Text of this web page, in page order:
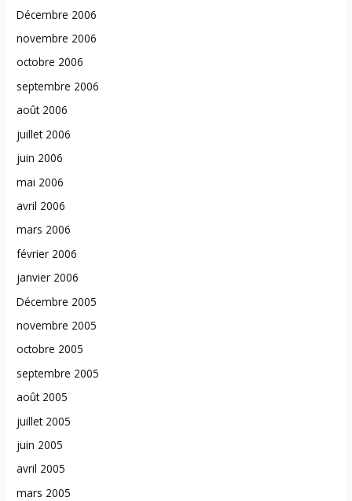
Décembre 2006
novembre 2006
octobre 2006
septembre 2006
août 2006
juillet 2006
juin 2006
mai 2006
avril 2006
mars 2006
février 2006
janvier 2006
Décembre 2005
novembre 2005
octobre 2005
septembre 2005
août 2005
juillet 2005
juin 2005
avril 2005
mars 2005